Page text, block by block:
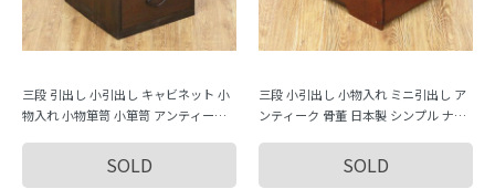
三段 引出し 小引出し キャビネット 小
物入れ 小物箪笥 小箪笥 アンティーク
SOLD
三段 小引出し 小物入れ ミニ引出し ア
ンティーク 骨董 日本製 シンプル ナチ
SOLD